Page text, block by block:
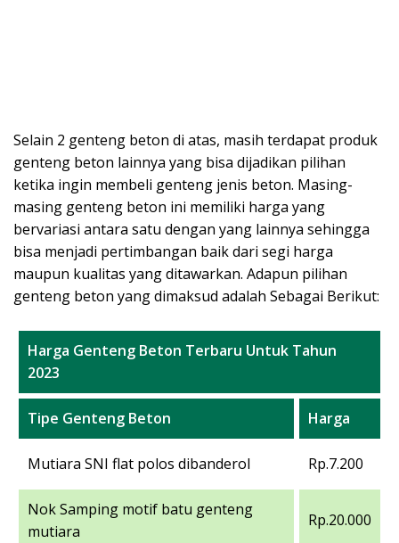
Selain 2 genteng beton di atas, masih terdapat produk
genteng beton lainnya yang bisa dijadikan pilihan
ketika ingin membeli genteng jenis beton. Masing-
masing genteng beton ini memiliki harga yang
bervariasi antara satu dengan yang lainnya sehingga
bisa menjadi pertimbangan baik dari segi harga
maupun kualitas yang ditawarkan. Adapun pilihan
genteng beton yang dimaksud adalah Sebagai Berikut:
Harga Genteng Beton Terbaru Untuk Tahun
2023
Tipe Genteng Beton Harga
Mutiara SNI flat polos dibanderol Rp.7.200
Nok Samping motif batu genteng
mutiara
Rp.20.000